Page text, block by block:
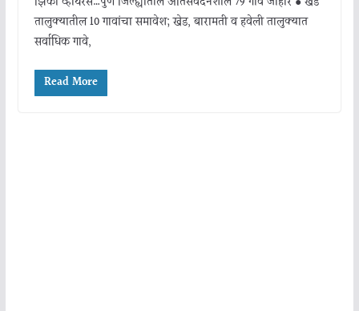
तालुक्यातील 10 गावांचा समावेश; खेड, बारामती व हवेली तालुक्यात
सर्वाधिक गावे,
Read More